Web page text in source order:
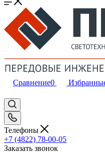
Сравнение0
Телефоны
+7 (4822) 78-00-05
Заказать звонок